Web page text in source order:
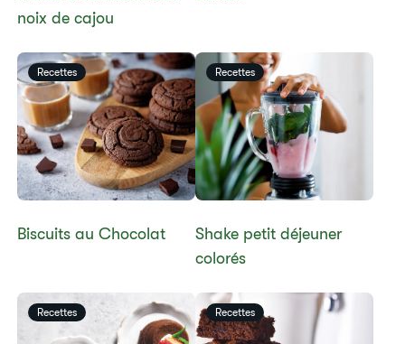
noix de cajou
Recettes
​​Biscuits au Chocolat​
Recettes
​​Shake petit déjeuner
colorés​
Recettes Recettes